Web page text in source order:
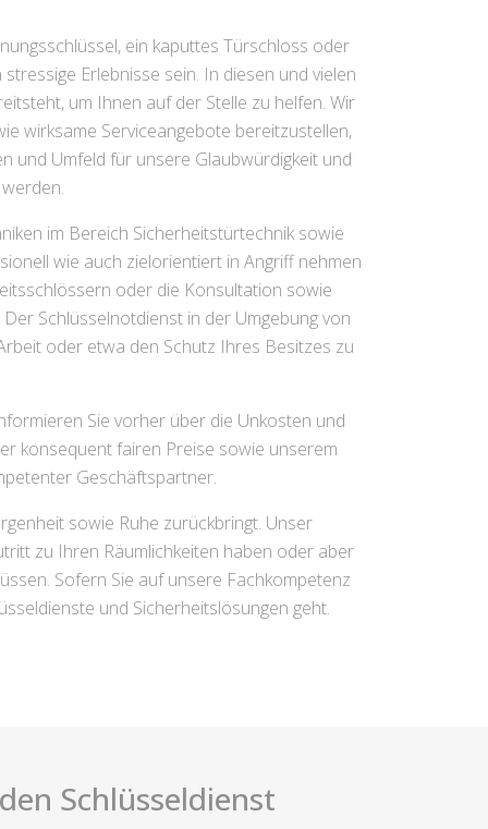
ein kaputtes Türschloss oder
Erlebnisse sein. In diesen und vielen
um Ihnen auf der Stelle zu helfen. Wir
wirksame Serviceangebote bereitzustellen,
und Umfeld für unsere Glaubwürdigkeit und
im Bereich Sicherheitstürtechnik sowie
wie auch zielorientiert in Angriff nehmen
oder die Konsultation sowie
Schlüsselnotdienst in der Umgebung von
oder etwa den Schutz Ihres Besitzes zu
Sie vorher über die Unkosten und
konsequent fairen Preise sowie unserem
Geschäftspartner.
sowie Ruhe zurückbringt. Unser
zu Ihren Räumlichkeiten haben oder aber
Sofern Sie auf unsere Fachkompetenz
und Sicherheitslösungen geht.
Schlüsseldienst